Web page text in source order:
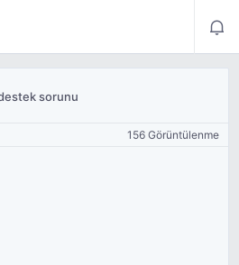
sorunu
156 Görüntülenme